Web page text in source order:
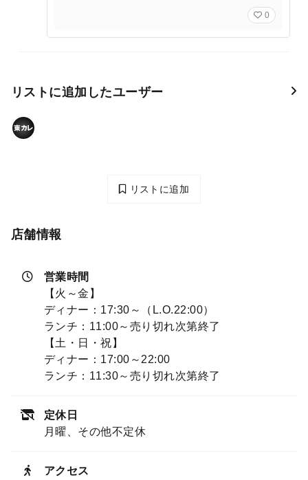
0
リストに追加したユーザー
リストに追加
店舗情報
営業時間
【火～金】
ディナー：17:30～（L.O.22:00）
ランチ：11:00～売り切れ次第終了
【土・日・祝】
ディナー：17:00～22:00
ランチ：11:30～売り切れ次第終了
定休日
月曜、その他不定休
アクセス